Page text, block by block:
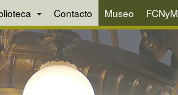
Contacto Museo FCNyM